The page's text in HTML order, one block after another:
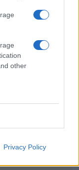
other
Privacy Policy